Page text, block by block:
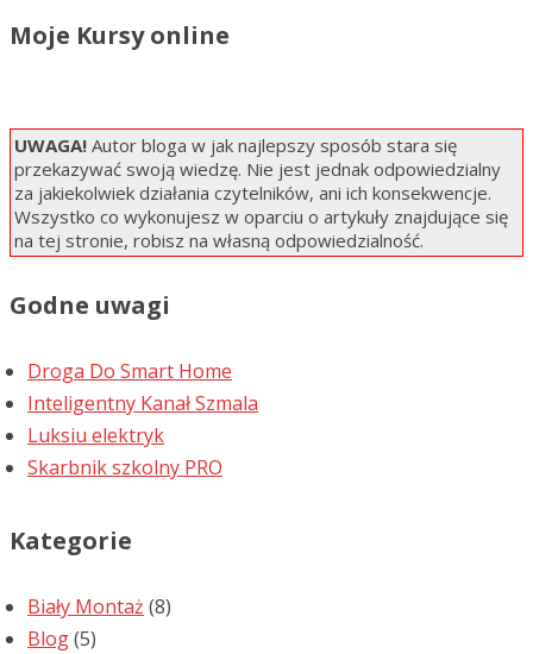
Moje Kursy online
UWAGA! Autor bloga w jak najlepszy sposób stara się
przekazywać swoją wiedzę. Nie jest jednak odpowiedzialny
za jakiekolwiek działania czytelników, ani ich konsekwencje.
Wszystko co wykonujesz w oparciu o artykuły znajdujące się
na tej stronie, robisz na własną odpowiedzialność.
Godne uwagi
Droga Do Smart Home
Inteligentny Kanał Szmala
Luksiu elektryk
Skarbnik szkolny PRO
Kategorie
Biały Montaż (8)
Blog(5)